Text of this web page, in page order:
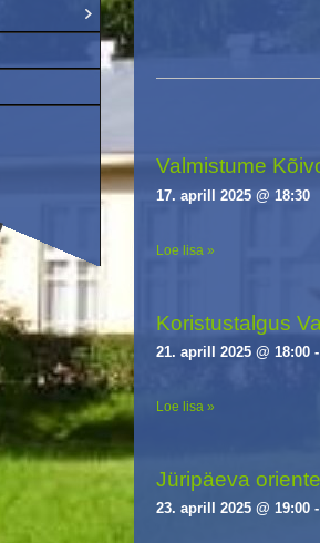
i
n
Valmistume
17. aprill 2025 @ 18:30
Loe lisa »
Koristustalgus
21. aprill 2025 @ 18:00
Loe lisa »
Jüripäeva
23. aprill 2025 @ 19:00